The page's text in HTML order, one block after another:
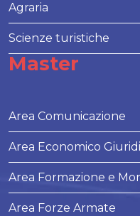
Agraria
Scienze turistiche
Master
Area Comunicazione
Area Economico
Area Formazione e
Area Forze Armate